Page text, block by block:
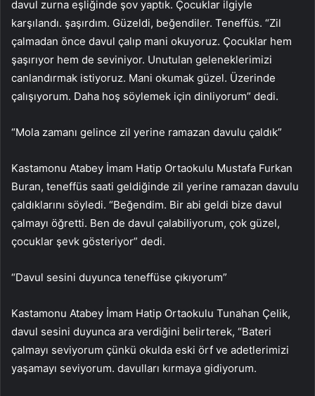
davul zurna eşliğinde şov yaptık. Çocuklar ilgiyle
karşılandı. şaşırdım. Güzeldi, beğendiler. Teneffüs. “Zil
çalmadan önce davul çalıp mani okuyoruz. Çocuklar hem
şaşırıyor hem de seviniyor. Unutulan geleneklerimizi
canlandırmak istiyoruz. Mani okumak güzel. Üzerinde
çalışıyorum. Daha hoş söylemek için dinliyorum” dedi.
“Mola zamanı gelince zil yerine ramazan davulu çaldık”
Kastamonu Atabey İmam Hatip Ortaokulu Mustafa Furkan
Buran, teneffüs saati geldiğinde zil yerine ramazan davulu
çaldıklarını söyledi. “Beğendim. Bir abi geldi bize davul
çalmayı öğretti. Ben de davul çalabiliyorum, çok güzel,
çocuklar şevk gösteriyor” dedi.
“Davul sesini duyunca teneffüse çıkıyorum”
Kastamonu Atabey İmam Hatip Ortaokulu Tunahan Çelik,
davul sesini duyunca ara verdiğini belirterek, “Bateri
çalmayı seviyorum çünkü okulda eski örf ve adetlerimizi
yaşamayı seviyorum. davulları kırmaya gidiyorum.